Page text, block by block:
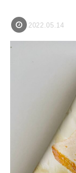
2022.05.14